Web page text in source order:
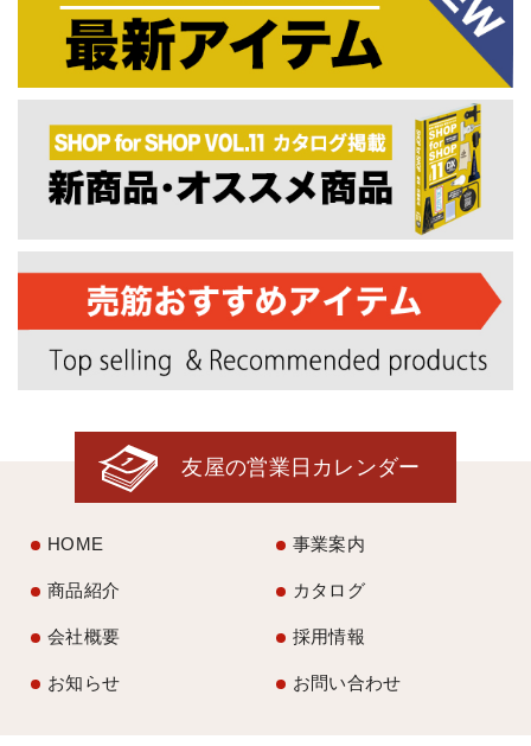
友屋の営業日カレンダー
HOME 事業案内
商品紹介 カタログ
会社概要 採用情報
お知らせ お問い合わせ